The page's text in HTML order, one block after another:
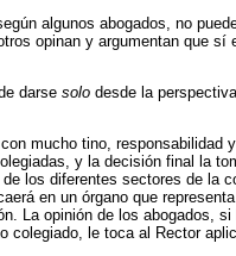
algunos abogados, no
opinan y argumentan que
darse solo desde la
mucho tino, responsabilidad
y la decisión final la
los diferentes sectores de la
en un órgano que
La opinión de los abogados,
colegiado, le toca al Rector